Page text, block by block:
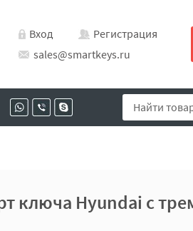
Вход
Регистрация
sales@smartkeys.ru
ключа Hyundai с